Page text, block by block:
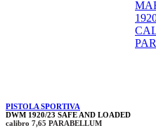
PISTOLA SPORTIVA
DWM 1920/23 SAFE AND LOADED
calibro 7,65 PARABELLUM